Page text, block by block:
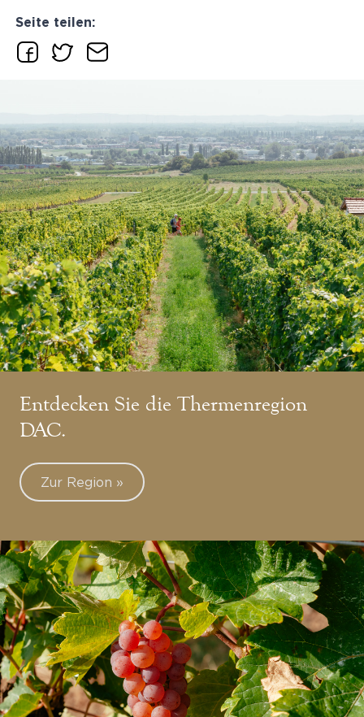
Seite teilen:
Entdecken Sie die Thermenregion
DAC.
Zur Region »